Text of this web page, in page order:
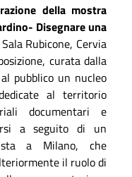
della mostra
Disegnare una
Rubicone, Cervia
curata dalla
pubblico un nucleo
al territorio
documentari e
a seguito di un
a Milano, che
il ruolo di